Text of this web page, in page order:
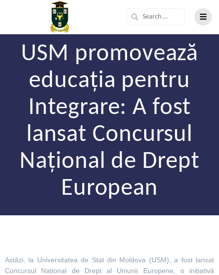
USM promovează
educația pentru
Integrare: A fost
lansat Concursul
Național de Drept
European
Astăzi, la Universitatea de Stat din Moldova (USM), a fost lansat
Concursul Național de Drept al Uniunii Europene, o inițiativă